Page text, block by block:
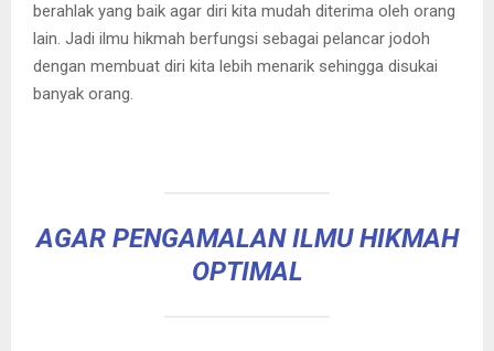
berahlak yang baik agar diri kita mudah diterima oleh orang
lain. Jadi ilmu hikmah berfungsi sebagai pelancar jodoh
dengan membuat diri kita lebih menarik sehingga disukai
banyak orang.
AGAR PENGAMALAN ILMU HIKMAH
OPTIMAL